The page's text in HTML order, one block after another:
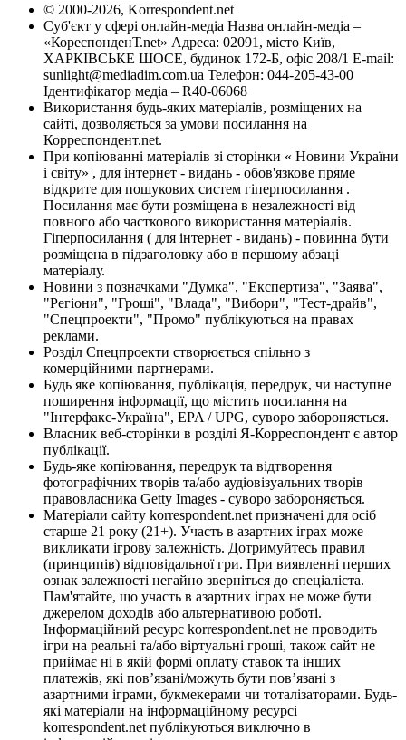
© 2000-2026, Korrespondent.net
Суб'єкт у сфері онлайн-медіа Назва онлайн-медіа –
«КореспонденТ.net» Адреса: 02091, місто Київ,
ХАРКІВСЬКЕ ШОСЕ, будинок 172-Б, офіс 208/1 E-mail:
sunlight@mediadim.com.ua Телефон: 044-205-43-00
Ідентифікатор медіа – R40-06068
Використання будь-яких матеріалів, розміщених на
сайті, дозволяється за умови посилання на
Корреспондент.net.
При копіюванні матеріалів зі сторінки « Новини України
і світу» , для інтернет - видань - обов'язкове пряме
відкрите для пошукових систем гіперпосилання .
Посилання має бути розміщена в незалежності від
повного або часткового використання матеріалів.
Гіперпосилання ( для інтернет - видань) - повинна бути
розміщена в підзаголовку або в першому абзаці
матеріалу.
Новини з позначками "Думка", "Експертиза", "Заява",
"Регіони", "Гроші", "Влада", "Вибори", "Тест-драйв",
"Спецпроекти", "Промо" публікуються на правах
реклами.
Розділ Спецпроекти створюється спільно з
комерційними партнерами.
Будь яке копіювання, публікація, передрук, чи наступне
поширення інформації, що містить посилання на
"Інтерфакс-Україна", EPA / UPG, суворо забороняється.
Власник веб-сторінки в розділі Я-Корреспондент є автор
публікації.
Будь-яке копіювання, передрук та відтворення
фотографічних творів та/або аудіовізуальних творів
правовласника Getty Images - суворо забороняється.
Матеріали сайту korrespondent.net призначені для осіб
старше 21 року (21+). Участь в азартних іграх може
викликати ігрову залежність. Дотримуйтесь правил
(принципів) відповідальної гри. При виявленні перших
ознак залежності негайно зверніться до спеціаліста.
Пам'ятайте, що участь в азартних іграх не може бути
джерелом доходів або альтернативою роботі.
Інформаційний ресурс korrespondent.net не проводить
ігри на реальні та/або віртуальні гроші, також сайт не
приймає ні в якій формі оплату ставок та інших
платежів, які пов’язані/можуть бути пов’язані з
азартними іграми, букмекерами чи тоталізаторами. Будь-
які матеріали на інформаційному ресурсі
korrespondent.net публікуються виключно в